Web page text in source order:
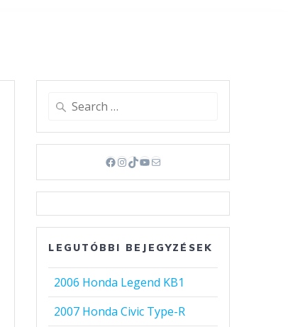
Search
Facebook
Instagram
TikTok
YouTube
Mail
LEGUTÓBBI BEJEGYZÉSEK
2006 Honda Legend KB1
2007 Honda Civic Type-R